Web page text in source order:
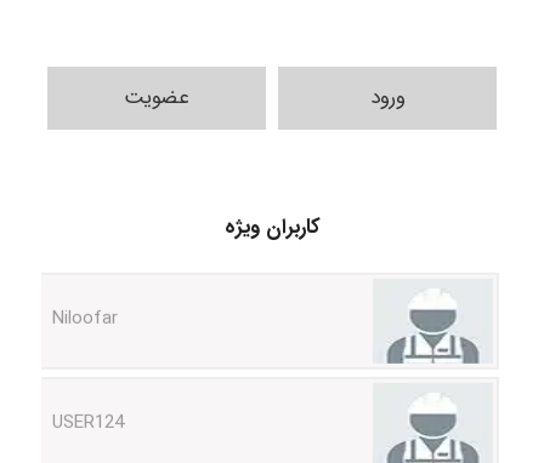
ورود عضویت
کاربران ویژه